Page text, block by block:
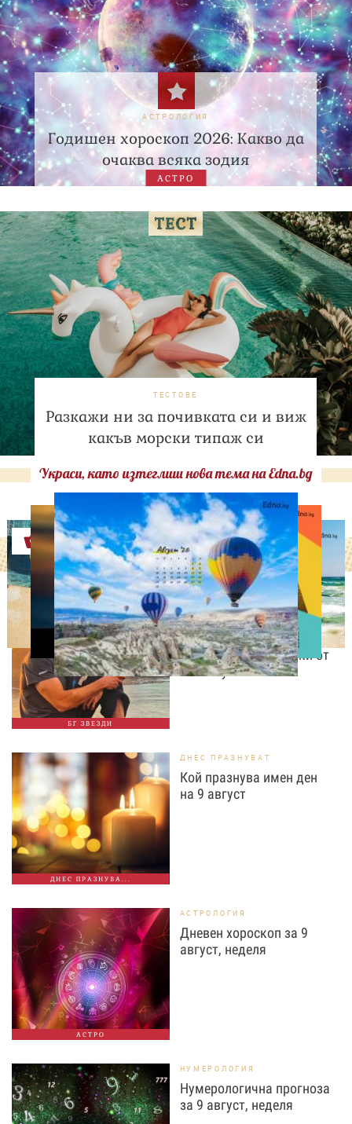
АСТРОЛОГИЯ
Годишен хороскоп 2026: Какво да
очаква всяка зодия
АСТРО
ТЕСТОВЕ
Разкажи ни за почивката си и виж
какъв морски типаж си
Украси, като изтеглиш нова тема на Edna.bg
Оферти
БГ ЗВЕЗДИ
ИЗВЕСТНИ
Даниел Петканов покори
Африка: пингвини, акули
и незабравими гледки от
Кейптаун
ДНЕС ПРАЗНУВА...
ДНЕС ПРАЗНУВАТ
Кой празнува имен ден
на 9 август
АСТРО
АСТРОЛОГИЯ
Дневен хороскоп за 9
август, неделя
НУМЕРОЛОГИЯ
Нумерологична прогноза
за 9 август, неделя